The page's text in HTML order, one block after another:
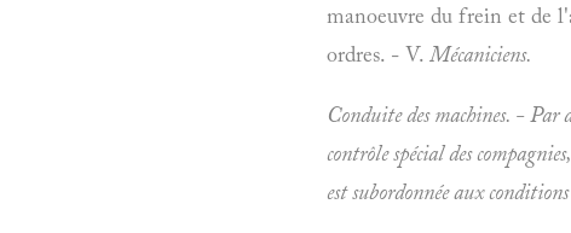
manoeuvre du frein et de
ordres. - V. Mécaniciens.
Conduite des machines. -
contrôle spécial des
est subordonnée aux